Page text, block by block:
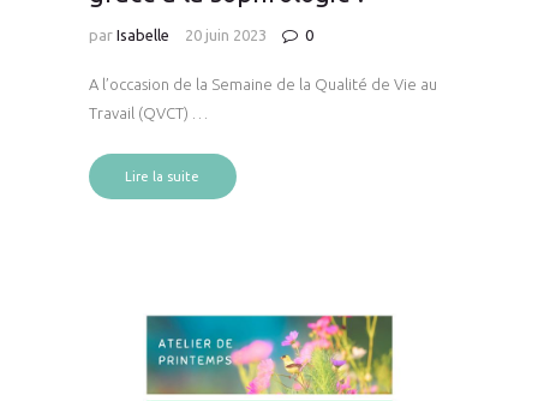
par Isabelle 20 juin 2023 0
A l’occasion de la Semaine de la Qualité de Vie au
Travail (QVCT) …
Lire la suite